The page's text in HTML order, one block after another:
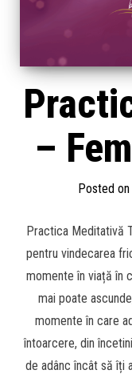
–
Posted on
Practica Meditativă
pentru vindecarea
momente în viață în
mai poate
momente în care
întoarcere, din
de adânc încât să îți